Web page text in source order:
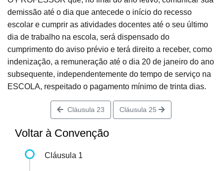
demissão até o dia que antecede o início do recesso
escolar e cumprir as atividades docentes até o seu último
dia de trabalho na escola, será dispensado do
cumprimento do aviso prévio e terá direito a receber, como
indenização, a remuneração até o dia 20 de janeiro do ano
subsequente, independentemente do tempo de serviço na
ESCOLA, respeitado o pagamento mínimo de trinta dias.
Cláusula 23 Cláusula 25
Voltar à Convenção
Cláusula 1